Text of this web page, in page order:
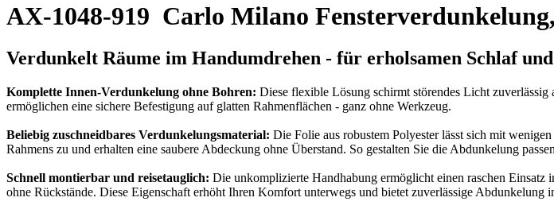
AX-1048-919 Carlo Milano
Verdunkelt Räume im Handumdrehen - für erholsamen Schlaf
Komplette Innen-Verdunkelung ohne Bohren: Diese flexible Lösung schirmt störendes Licht
ermöglichen eine sichere Befestigung auf glatten Rahmenflächen - ganz ohne Werkzeug.
Beliebig zuschneidbares Verdunkelungsmaterial: Die Folie aus robustem Polyester lässt sich mit
Rahmens zu und erhalten eine saubere Abdeckung ohne Überstand. So gestalten Sie die Abdunkelung
Schnell montierbar und reisetauglich: Die unkomplizierte Handhabung ermöglicht einen raschen
ohne Rückstände. Diese Eigenschaft erhöht Ihren Komfort unterwegs und bietet zuverlässige Abdunkelung